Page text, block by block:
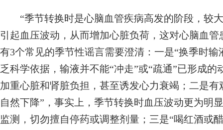
“季节转换时是心脑血管疾病高发的阶段，较
引起血压波动，从而增加心脏负荷，这对心脑血
有3个常见的季节性谣言需要澄清：一是“换季时
乏科学依据，输液并不能“冲走”或“疏通”已形成
加重心脏和肾脏负担，甚至诱发心力衰竭；二是
自然下降”，事实上，季节转换时血压波动更为明
监测，切勿擅自停药或调整剂量；三是“喝红酒或